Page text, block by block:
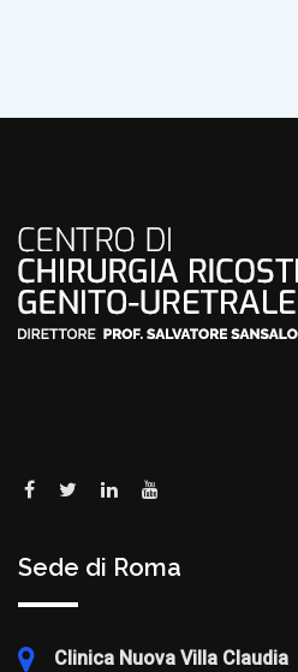
Sede di Roma
Clinica Nuova Villa Claudia